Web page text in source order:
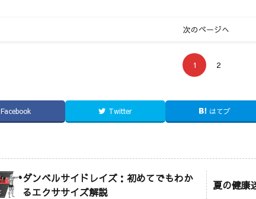
次のページへ
1 2
Facebook Twitter はてブ
ダンベルサイドレイズ：初めてでもわか
るエクササイズ解説
夏の健康